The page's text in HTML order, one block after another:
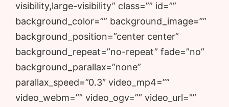
visibility,large-visibility” class=”” id=””
background_color=”” background_image=””
background_position=”center center”
background_repeat=”no-repeat” fade=”no”
background_parallax=”none”
parallax_speed=”0.3″ video_mp4=””
video_webm=”” video_ogv=”” video_url=””